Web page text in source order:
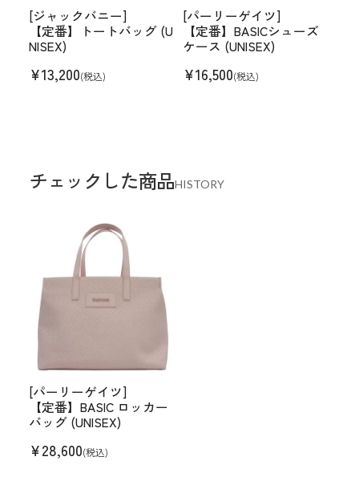
[ジャックバニー]
【定番】トートバッグ (U
NISEX)
¥13,200(税込)
[パーリーゲイツ]
【定番】BASICシューズ
ケース (UNISEX)
¥16,500(税込)
チェックした商品HISTORY
[パーリーゲイツ]
【定番】BASIC ロッカー
バッグ (UNISEX)
¥28,600(税込)